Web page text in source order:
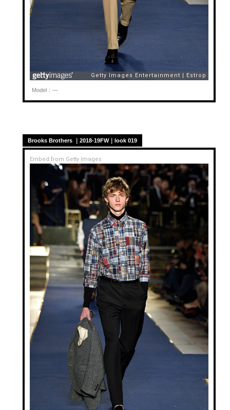
Model：—
Brooks Brothers ｜2018-19FW｜look 019
Embed from Getty Images